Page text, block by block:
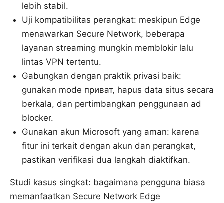
lebih stabil.
Uji kompatibilitas perangkat: meskipun Edge
menawarkan Secure Network, beberapa
layanan streaming mungkin memblokir lalu
lintas VPN tertentu.
Gabungkan dengan praktik privasi baik:
gunakan mode приват, hapus data situs secara
berkala, dan pertimbangkan penggunaan ad
blocker.
Gunakan akun Microsoft yang aman: karena
fitur ini terkait dengan akun dan perangkat,
pastikan verifikasi dua langkah diaktifkan.
Studi kasus singkat: bagaimana pengguna biasa
memanfaatkan Secure Network Edge